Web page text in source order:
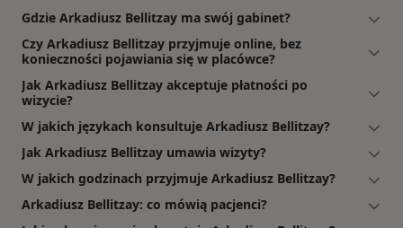
Gdzie Arkadiusz Bellitzay ma swój gabinet?
Czy Arkadiusz Bellitzay przyjmuje online, bez
konieczności pojawiania się w placówce?
Jak Arkadiusz Bellitzay akceptuje płatności po
wizycie?
W jakich językach konsultuje Arkadiusz Bellitzay?
Jak Arkadiusz Bellitzay umawia wizyty?
W jakich godzinach przyjmuje Arkadiusz Bellitzay?
Arkadiusz Bellitzay: co mówią pacjenci?